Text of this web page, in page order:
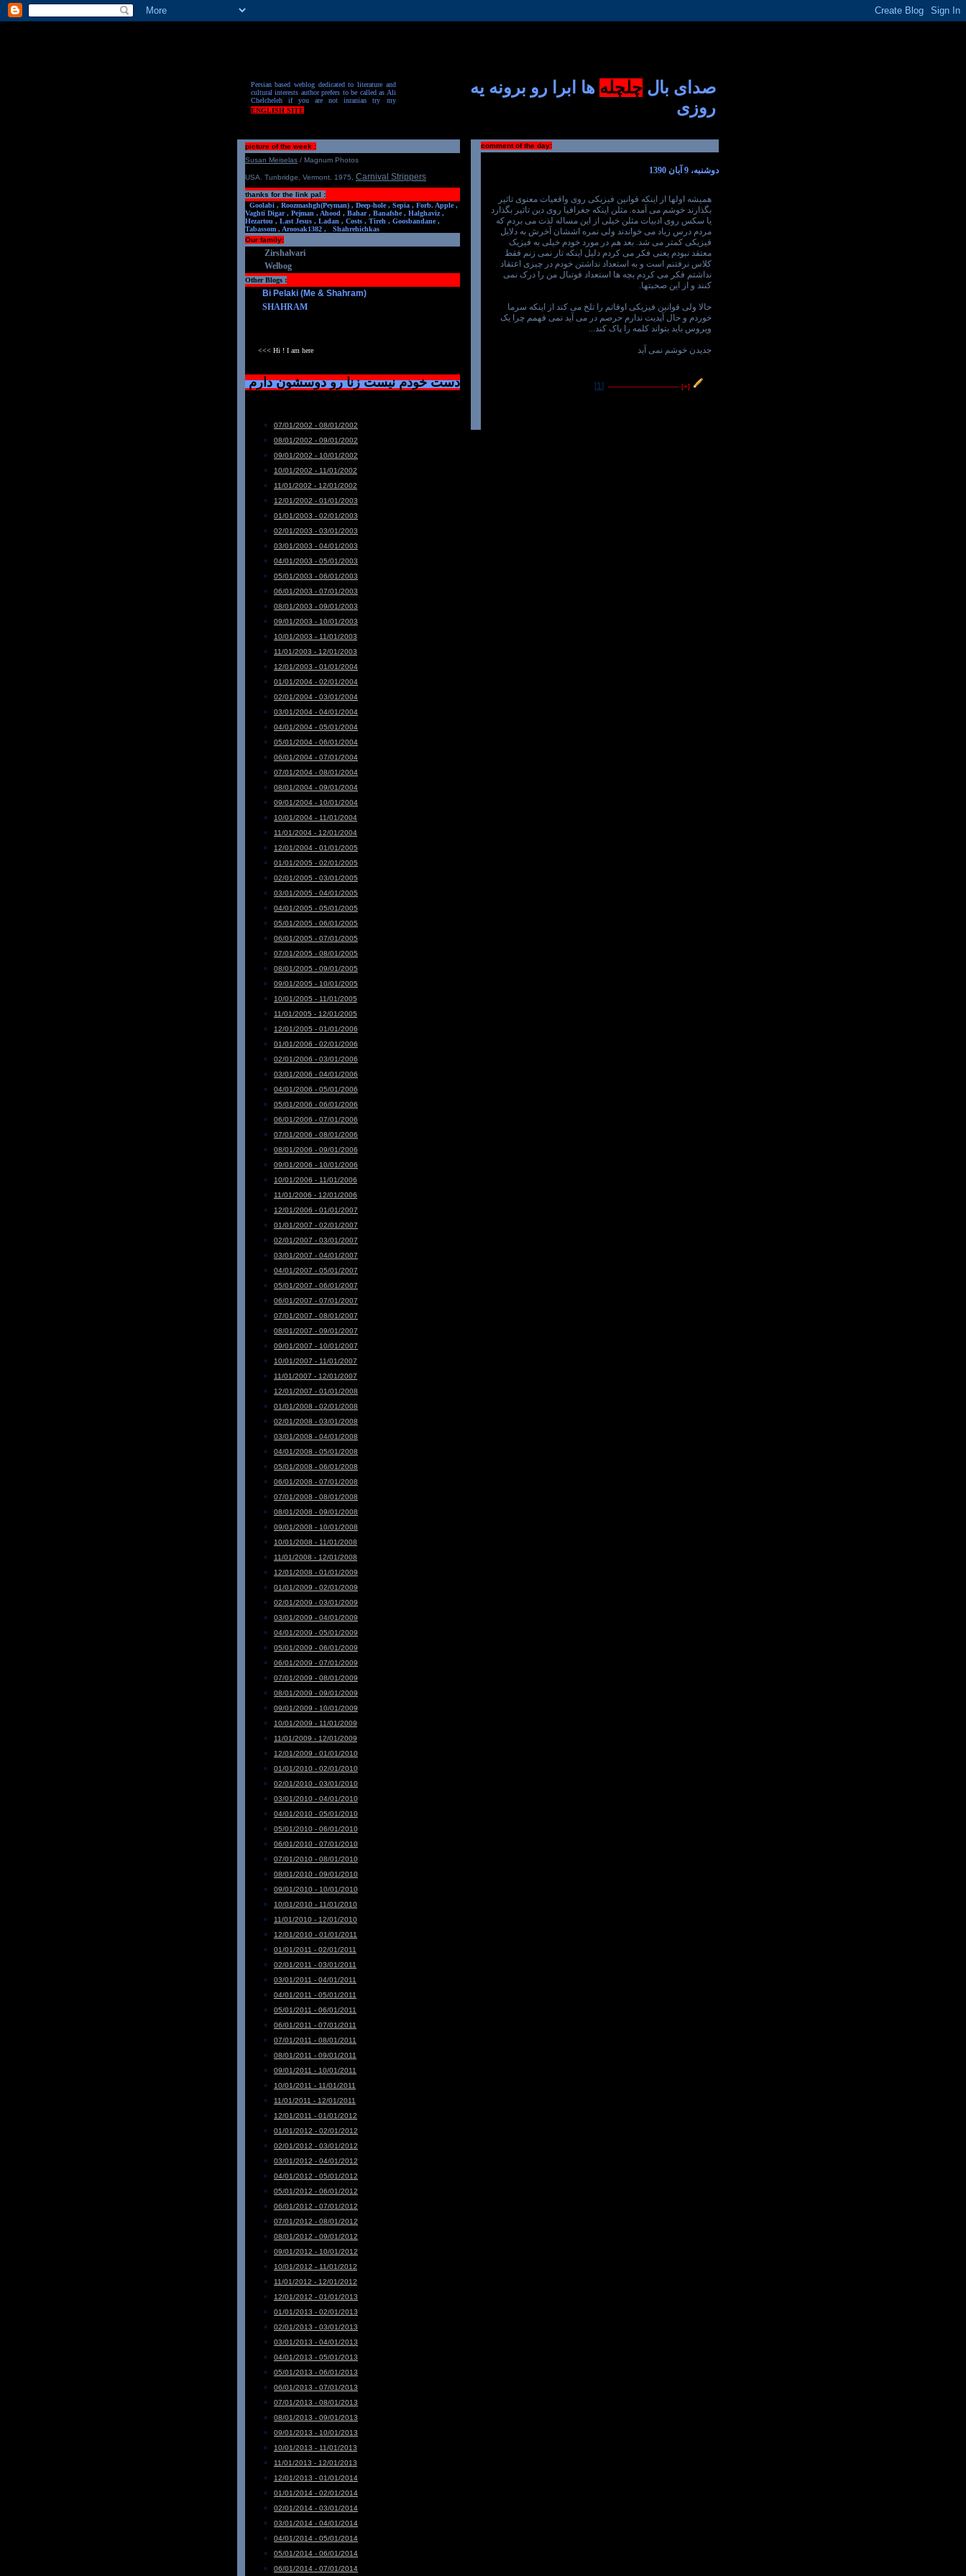
Persian based weblog dedicated to literature and
cultural interests author prefers to be called as Ali
Chelcheleh if you are not inranian try my
ENGLISH SITE
صدای بال چلچله ها ابرا رو برونه یه
روزی
comment of the day:
دوشنبه، 9 آبان 1390
همیشه اولها از اینکه قوانین فیزیکی روی واقعیات معنوی تاثیر
بگذارند خوشم می آمده. مثلن اینکه جغرافیا روی دین تاثیر بگذارد
یا سکس روی ادبیات مثلن خیلی از این مساله لذت می بردم که
مردم درس زیاد می خواندند ولی نمره اششان آخرش به دلایل
فیزیکی کمتر می شد. بعد هم در مورد خودم خیلی به فیزیک
معتقد نبودم یعنی فکر می کردم دلیل اینکه تار نمی زنم فقط
کلاس نرفتنم است و به استعداد نداشتن خودم در چیزی اعتقاد
نداشتم فکر می کردم بچه ها استعداد فوتبال من را درک نمی
کنند و از این صحبتها.
حالا ولی قوانین فیزیکی اوقاتم را تلخ می کند از اینکه سرما
خوردم و حال آپدیت ندارم حرصم در می آید نمی فهمم چرا یک
ویروس باید بتواند کلمه را پاک کند...
جدیدن خوشم نمی آید
[+]
---------------------------------
[1]
picture of the week :
Susan Meiselas / Magnum Photos
USA. Tunbridge, Vermont. 1975 Carnival Strippers
thanks for the link pal :
Goolabi , Roozmashgh(Peyman) , Deep-hole , Sepia , Forb. Apple ,
Vaghti Digar , Pejman , Ahood , Bahar , Banafshe , Halghaviz ,
Hezartou , Last Jesus , Ladan , Costs , Tireh , Goosbandane ,
Tabassom , Aroosak1382 ,
Shahrehichkas
Our family:
Zirshalvari
Welbog
Other Blogs :
Bi Pelaki (Me & Shahram)
SHAHRAM
<<< Hi ! I am here
دست خودم نیست زنا رو دوسشون دارم
07/01/2002 - 08/01/2002
08/01/2002 - 09/01/2002
09/01/2002 - 10/01/2002
10/01/2002 - 11/01/2002
11/01/2002 - 12/01/2002
12/01/2002 - 01/01/2003
01/01/2003 - 02/01/2003
02/01/2003 - 03/01/2003
03/01/2003 - 04/01/2003
04/01/2003 - 05/01/2003
05/01/2003 - 06/01/2003
06/01/2003 - 07/01/2003
08/01/2003 - 09/01/2003
09/01/2003 - 10/01/2003
10/01/2003 - 11/01/2003
11/01/2003 - 12/01/2003
12/01/2003 - 01/01/2004
01/01/2004 - 02/01/2004
02/01/2004 - 03/01/2004
03/01/2004 - 04/01/2004
04/01/2004 - 05/01/2004
05/01/2004 - 06/01/2004
06/01/2004 - 07/01/2004
07/01/2004 - 08/01/2004
08/01/2004 - 09/01/2004
09/01/2004 - 10/01/2004
10/01/2004 - 11/01/2004
11/01/2004 - 12/01/2004
12/01/2004 - 01/01/2005
01/01/2005 - 02/01/2005
02/01/2005 - 03/01/2005
03/01/2005 - 04/01/2005
04/01/2005 - 05/01/2005
05/01/2005 - 06/01/2005
06/01/2005 - 07/01/2005
07/01/2005 - 08/01/2005
08/01/2005 - 09/01/2005
09/01/2005 - 10/01/2005
10/01/2005 - 11/01/2005
11/01/2005 - 12/01/2005
12/01/2005 - 01/01/2006
01/01/2006 - 02/01/2006
02/01/2006 - 03/01/2006
03/01/2006 - 04/01/2006
04/01/2006 - 05/01/2006
05/01/2006 - 06/01/2006
06/01/2006 - 07/01/2006
07/01/2006 - 08/01/2006
08/01/2006 - 09/01/2006
09/01/2006 - 10/01/2006
10/01/2006 - 11/01/2006
11/01/2006 - 12/01/2006
12/01/2006 - 01/01/2007
01/01/2007 - 02/01/2007
02/01/2007 - 03/01/2007
03/01/2007 - 04/01/2007
04/01/2007 - 05/01/2007
05/01/2007 - 06/01/2007
06/01/2007 - 07/01/2007
07/01/2007 - 08/01/2007
08/01/2007 - 09/01/2007
09/01/2007 - 10/01/2007
10/01/2007 - 11/01/2007
11/01/2007 - 12/01/2007
12/01/2007 - 01/01/2008
01/01/2008 - 02/01/2008
02/01/2008 - 03/01/2008
03/01/2008 - 04/01/2008
04/01/2008 - 05/01/2008
05/01/2008 - 06/01/2008
06/01/2008 - 07/01/2008
07/01/2008 - 08/01/2008
08/01/2008 - 09/01/2008
09/01/2008 - 10/01/2008
10/01/2008 - 11/01/2008
11/01/2008 - 12/01/2008
12/01/2008 - 01/01/2009
01/01/2009 - 02/01/2009
02/01/2009 - 03/01/2009
03/01/2009 - 04/01/2009
04/01/2009 - 05/01/2009
05/01/2009 - 06/01/2009
06/01/2009 - 07/01/2009
07/01/2009 - 08/01/2009
08/01/2009 - 09/01/2009
09/01/2009 - 10/01/2009
10/01/2009 - 11/01/2009
11/01/2009 - 12/01/2009
12/01/2009 - 01/01/2010
01/01/2010 - 02/01/2010
02/01/2010 - 03/01/2010
03/01/2010 - 04/01/2010
04/01/2010 - 05/01/2010
05/01/2010 - 06/01/2010
06/01/2010 - 07/01/2010
07/01/2010 - 08/01/2010
08/01/2010 - 09/01/2010
09/01/2010 - 10/01/2010
10/01/2010 - 11/01/2010
11/01/2010 - 12/01/2010
12/01/2010 - 01/01/2011
01/01/2011 - 02/01/2011
02/01/2011 - 03/01/2011
03/01/2011 - 04/01/2011
04/01/2011 - 05/01/2011
05/01/2011 - 06/01/2011
06/01/2011 - 07/01/2011
07/01/2011 - 08/01/2011
08/01/2011 - 09/01/2011
09/01/2011 - 10/01/2011
10/01/2011 - 11/01/2011
11/01/2011 - 12/01/2011
12/01/2011 - 01/01/2012
01/01/2012 - 02/01/2012
02/01/2012 - 03/01/2012
03/01/2012 - 04/01/2012
04/01/2012 - 05/01/2012
05/01/2012 - 06/01/2012
06/01/2012 - 07/01/2012
07/01/2012 - 08/01/2012
08/01/2012 - 09/01/2012
09/01/2012 - 10/01/2012
10/01/2012 - 11/01/2012
11/01/2012 - 12/01/2012
12/01/2012 - 01/01/2013
01/01/2013 - 02/01/2013
02/01/2013 - 03/01/2013
03/01/2013 - 04/01/2013
04/01/2013 - 05/01/2013
05/01/2013 - 06/01/2013
06/01/2013 - 07/01/2013
07/01/2013 - 08/01/2013
08/01/2013 - 09/01/2013
09/01/2013 - 10/01/2013
10/01/2013 - 11/01/2013
11/01/2013 - 12/01/2013
12/01/2013 - 01/01/2014
01/01/2014 - 02/01/2014
02/01/2014 - 03/01/2014
03/01/2014 - 04/01/2014
04/01/2014 - 05/01/2014
05/01/2014 - 06/01/2014
06/01/2014 - 07/01/2014